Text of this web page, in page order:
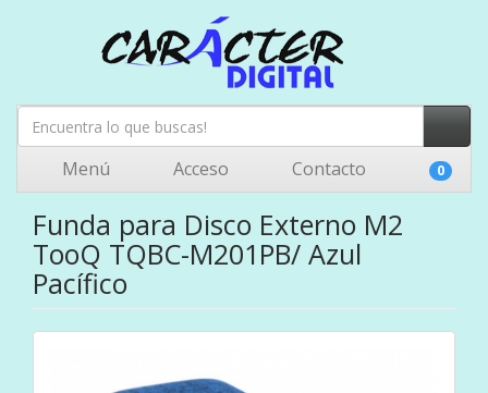
Menú Acceso Contacto 0
Funda para Disco Externo M2
TooQ TQBC-M201PB/ Azul
Pacífico